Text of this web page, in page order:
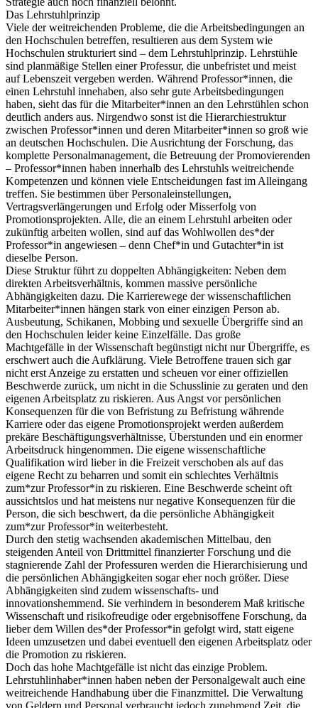
Das Lehrstuhlprinzip
Viele der weitreichenden Probleme, die die Arbeitsbedingungen an
den Hochschulen betreffen, resultieren aus dem System wie
Hochschulen strukturiert sind – dem Lehrstuhlprinzip. Lehrstühle
sind planmäßige Stellen einer Professur, die unbefristet und meist
auf Lebenszeit vergeben werden. Während Professor*innen, die
einen Lehrstuhl innehaben, also sehr gute Arbeitsbedingungen
haben, sieht das für die Mitarbeiter*innen an den Lehrstühlen schon
deutlich anders aus. Nirgendwo sonst ist die Hierarchiestruktur
zwischen Professor*innen und deren Mitarbeiter*innen so groß wie
an deutschen Hochschulen. Die Ausrichtung der Forschung, das
komplette Personalmanagement, die Betreuung der Promovierenden
– Professor*innen haben innerhalb des Lehrstuhls weitreichende
Kompetenzen und können viele Entscheidungen fast im Alleingang
treffen. Sie bestimmen über Personaleinstellungen,
Vertragsverlängerungen und Erfolg oder Misserfolg von
Promotionsprojekten. Alle, die an einem Lehrstuhl arbeiten oder
zukünftig arbeiten wollen, sind auf das Wohlwollen des*der
Professor*in angewiesen – denn Chef*in und Gutachter*in ist
dieselbe Person.
Diese Struktur führt zu doppelten Abhängigkeiten: Neben dem
direkten Arbeitsverhältnis, kommen massive persönliche
Abhängigkeiten dazu. Die Karrierewege der wissenschaftlichen
Mitarbeiter*innen hängen stark von einer einzigen Person ab.
Ausbeutung, Schikanen, Mobbing und sexuelle Übergriffe sind an
den Hochschulen leider keine Einzelfälle. Das große
Machtgefälle in der Wissenschaft begünstigt nicht nur Übergriffe, es
erschwert auch die Aufklärung. Viele Betroffene trauen sich gar
nicht erst Anzeige zu erstatten und scheuen vor einer offiziellen
Beschwerde zurück, um nicht in die Schusslinie zu geraten und den
eigenen Arbeitsplatz zu riskieren. Aus Angst vor persönlichen
Konsequenzen für die von Befristung zu Befristung währende
Karriere oder das eigene Promotionsprojekt werden außerdem
prekäre Beschäftigungsverhältnisse, Überstunden und ein enormer
Arbeitsdruck hingenommen. Die eigene wissenschaftliche
Qualifikation wird lieber in die Freizeit verschoben als auf das
eigene Recht zu beharren und somit ein schlechtes Verhältnis
zum*zur Professor*in zu riskieren. Eine Beschwerde scheint oft
aussichtslos und hat meistens nur negative Konsequenzen für die
Person, die sich beschwert, da die persönliche Abhängigkeit
zum*zur Professor*in weiterbesteht.
Durch den stetig wachsenden akademischen Mittelbau, den
steigenden Anteil von Drittmittel finanzierter Forschung und die
stagnierende Zahl der Professuren werden die Hierarchisierung und
die persönlichen Abhängigkeiten sogar eher noch größer. Diese
Abhängigkeiten sind zudem wissenschafts- und
innovationshemmend. Sie verhindern in besonderem Maß kritische
Wissenschaft und risikofreudige oder ergebnisoffene Forschung, da
lieber dem Willen des*der Professor*in gefolgt wird, statt eigene
Ideen umzusetzen und dabei eventuell den eigenen Arbeitsplatz oder
die Promotion zu riskieren.
Doch das hohe Machtgefälle ist nicht das einzige Problem.
Lehrstuhlinhaber*innen haben neben der Personalgewalt auch eine
weitreichende Handhabung über die Finanzmittel. Die Verwaltung
von Geldern und Personal verbraucht jedoch zunehmend Zeit, die